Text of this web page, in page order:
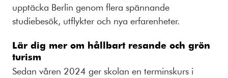
upptäcka Berlin genom flera spännande
studiebesök, utflykter och nya erfarenheter.
Lär dig mer om hållbart resande och grön
turism
Sedan våren 2024 ger skolan en terminskurs i